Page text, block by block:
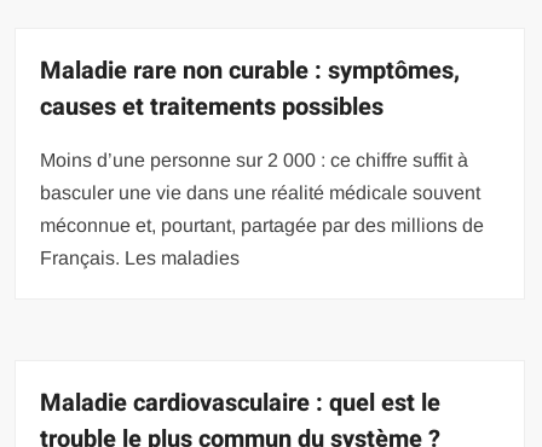
Maladie rare non curable : symptômes,
causes et traitements possibles
Moins d’une personne sur 2 000 : ce chiffre suffit à
basculer une vie dans une réalité médicale souvent
méconnue et, pourtant, partagée par des millions de
Français. Les maladies
Maladie cardiovasculaire : quel est le
trouble le plus commun du système ?